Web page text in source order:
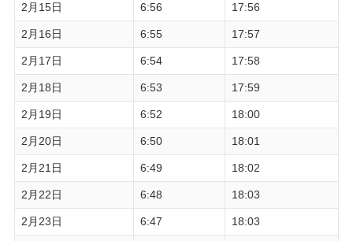
2月15日 6:56 17:56
2月16日 6:55 17:57
2月17日 6:54 17:58
2月18日 6:53 17:59
2月19日 6:52 18:00
2月20日 6:50 18:01
2月21日 6:49 18:02
2月22日 6:48 18:03
2月23日 6:47 18:03